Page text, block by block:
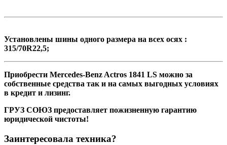
Установлены шины одного размера на всех осях :
315/70R22,5;
Приобрести Mercedes-Benz Actros 1841 LS можно за
собственные средства так и на самых выгодных условиях
в кредит и лизинг.
ГРУЗ СОЮЗ предоставляет пожизненную гарантию
юридической чистоты!
Заинтересовала техника?